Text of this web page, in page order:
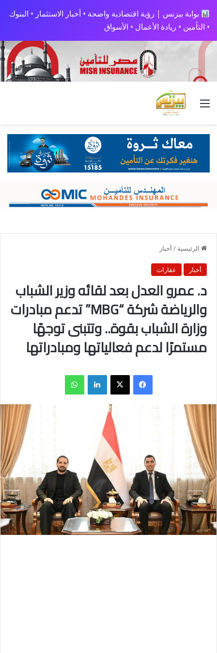
بوابة بيزنس | رؤية اقتصادية واضحة • أخبار الاستثمار • البنوك
• التأمين • ريادة الأعمال • الأسواق
القائمة
الرئيسية / أخبار
أخبار عقارات
د. عمرو العدل بعد لقائه وزير الشباب
والرياضة شركة “MBG” تدعم مبادرات
وزارة الشباب بقوة.. وتتبنى توجهًا
مستمرًا لدعم فعالياتها ومبادراتها
فيسبوك X لينكدإن